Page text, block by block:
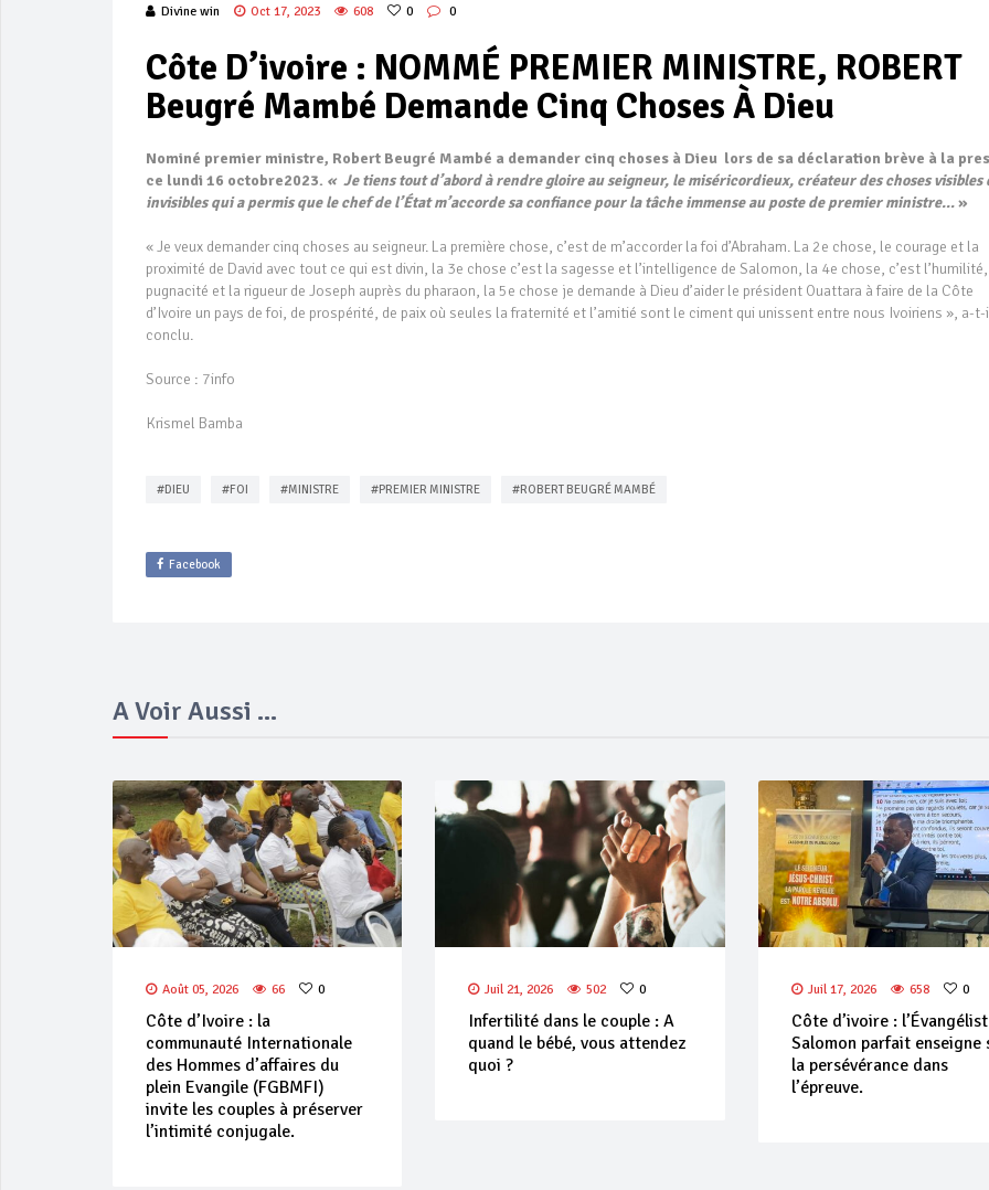
Divine win Oct 17, 2023 608 0 0
Côte D’ivoire : NOMMÉ PREMIER MINISTRE, ROBERT
Beugré Mambé Demande Cinq Choses À Dieu
Nominé premier ministre, Robert Beugré Mambé a demander cinq choses à Dieu lors de sa déclaration brève à la
ce lundi 16 octobre2023. « Je tiens tout d’abord à rendre gloire au seigneur, le miséricordieux, créateur des choses visibles
invisibles qui a permis que le chef de l’État m’accorde sa confiance pour la tâche immense au poste de premier ministre…»
« Je veux demander cinq choses au seigneur. La première chose, c’est de m’accorder la foi d’Abraham. La 2e chose, le courage et la
proximité de David avec tout ce qui est divin, la 3e chose c’est la sagesse et l’intelligence de Salomon, la 4e chose, c’est
pugnacité et la rigueur de Joseph auprès du pharaon, la 5e chose je demande à Dieu d’aider le président Ouattara à faire de la Côte
d’Ivoire un pays de foi, de prospérité, de paix où seules la fraternité et l’amitié sont le ciment qui unissent entre nous Ivoiriens », a-
conclu.
Source : 7info
Krismel Bamba
#DIEU #FOI #MINISTRE #PREMIER MINISTRE #ROBERT BEUGRÉ MAMBÉ
Facebook
A Voir Aussi ...
Août 05, 2026 66 0
Côte d’Ivoire : la
communauté Internationale
des Hommes d’affaires du
plein Evangile (FGBMFI)
invite les couples à préserver
l’intimité conjugale.
Juil 21, 2026 502 0
Infertilité dans le couple : A
quand le bébé, vous attendez
quoi ?
Juil 17, 2026 658 0
Côte d’ivoire :
Salomon parfait enseigne
la persévérance dans
l’épreuve.